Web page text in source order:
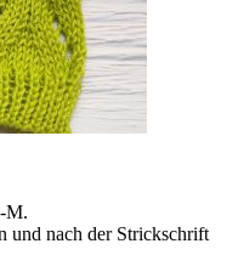
M.
und nach der Strickschrift